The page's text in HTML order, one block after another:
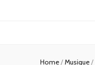
Home/Musique/